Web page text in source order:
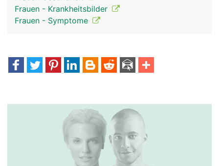
Frauen - Krankheitsbilder
Frauen - Symptome